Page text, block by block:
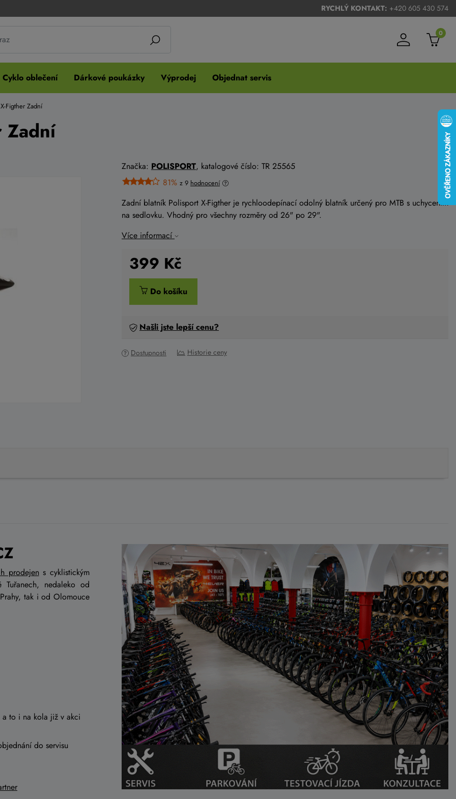
RYCHLÝ KONTAKT: +420 605 430 574
0
Cyklo oblečení Dárkové poukázky Výprodej Objednat servis
Figther Zadní
Zadní
Značka: POLISPORT, katalogové číslo: TR 25565
81% z 9 hodnocení
Zadní blatník Polisport X-Figther je rychloodepínací odolný blatník určený pro MTB s uchycením
na sedlovku. Vhodný pro všechny rozměry od 26" po 29".
Více informací
399 Kč
Do košíku
Našli jste lepší cenu?
Dostupnosti Historie ceny
prodejens cyklistickým
nedaleko od
tak i od Olomouce
a to i na kola již v akci
do servisu